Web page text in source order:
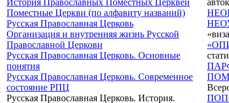
Поместные Церкви (по алфавиту названий)
Русская Православная Церковь
Организация и внутренняя жизнь Русской
Православной Церкови
Русская Православная Церковь. Основные
понятия
Русская Православная Церковь. Современное
состояние РПЦ
Русская Православная Церковь. История.